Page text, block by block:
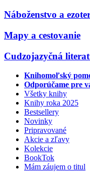
Náboženstvo a
Mapy a cestovanie
Cudzojazyčná
Knihomoľský
Odporúčame pre
Všetky knihy
Knihy roka 2025
Bestsellery
Novinky
Pripravované
Akcie a zľavy
Kolekcie
BookTok
Mám záujem o titul